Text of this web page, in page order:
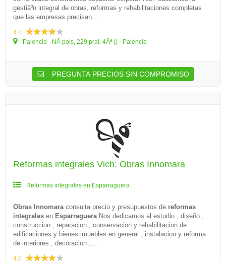
gestiã³n integral de obras, reformas y rehabilitaciones completas
que las empresas precisan...
4.0
Palencia - NÃ pols, 229 pral. 4Âª () - Palencia
PREGUNTA PRECIOS SIN COMPROMISO
Reformas integrales Vich: Obras Innomara
Reformas integrales en Esparraguera
Obras Innomaraconsulta precio y presupuestos de reformas
integrales en EsparragueraNos dedicamos al estudio , diseño ,
construccion , reparacion , conservacion y rehabilitacion de
edificaciones y bienes imuebles en general , instalacion y reforma
de interiores , decoracion ,...
4.0